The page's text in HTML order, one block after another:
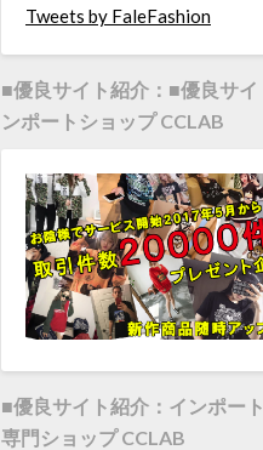
Tweets by FaleFashion
■優良サイト紹介：■優良サイ
ンポートショップ CCLAB
■優良サイト紹介：インポー
専門ショップ CCLAB